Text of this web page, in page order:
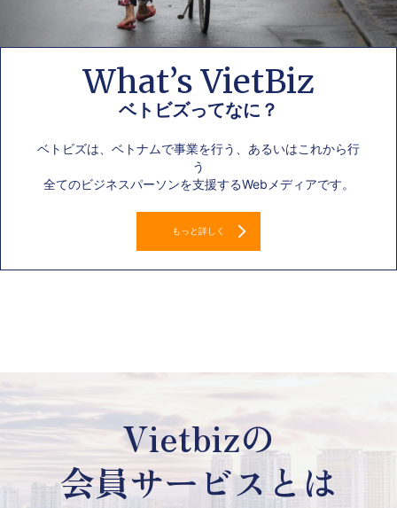
What’s VietBiz
ベトビズってなに？
ベトビズは、ベトナムで事業を行う、あるいはこれから行
う
全てのビジネスパーソンを支援するWebメディアです。
もっと詳しく
Vietbizの
会員サービスとは